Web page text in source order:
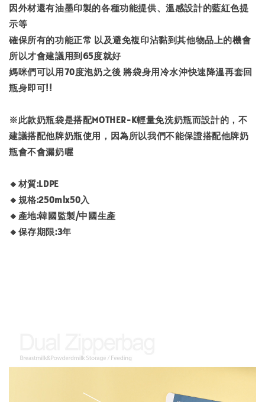
因外材還有油墨印製的各種功能提供、溫感設計的藍紅色提
示等
確保所有的功能正常 以及避免複印沾黏到其他物品上的機會
所以才會建議用到65度就好
媽咪們可以用70度泡奶之後 將袋身用冷水沖快速降溫再套回
瓶身即可!!
※此款奶瓶袋是搭配MOTHER-K輕量免洗奶瓶而設計的，不
建議搭配他牌奶瓶使用，因為所以我們不能保證搭配他牌奶
瓶會不會漏奶喔
🔸材質:LDPE
🔸規格:250mlx50入
🔸產地:韓國監製/中國生產
🔸保存期限:3年